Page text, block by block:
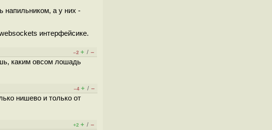
напильником, а у них -
интерфейсике.
–2 + / –
каким овсом лошадь
–4 + / –
нишево и только от
+2 + / –